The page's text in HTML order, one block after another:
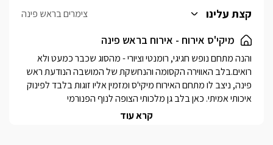
קצת עלינו צימרים בראש פינה
מיקי'ס אירוח - אירוח בראש פינה
קרא עוד